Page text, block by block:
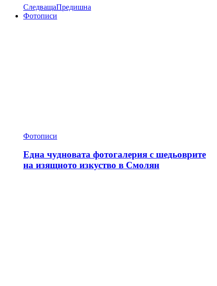
СледващаПредишна
Фотописи
Фотописи
Една чудновата фотогалерия с шедьоврите
на изящното изкуство в Смолян